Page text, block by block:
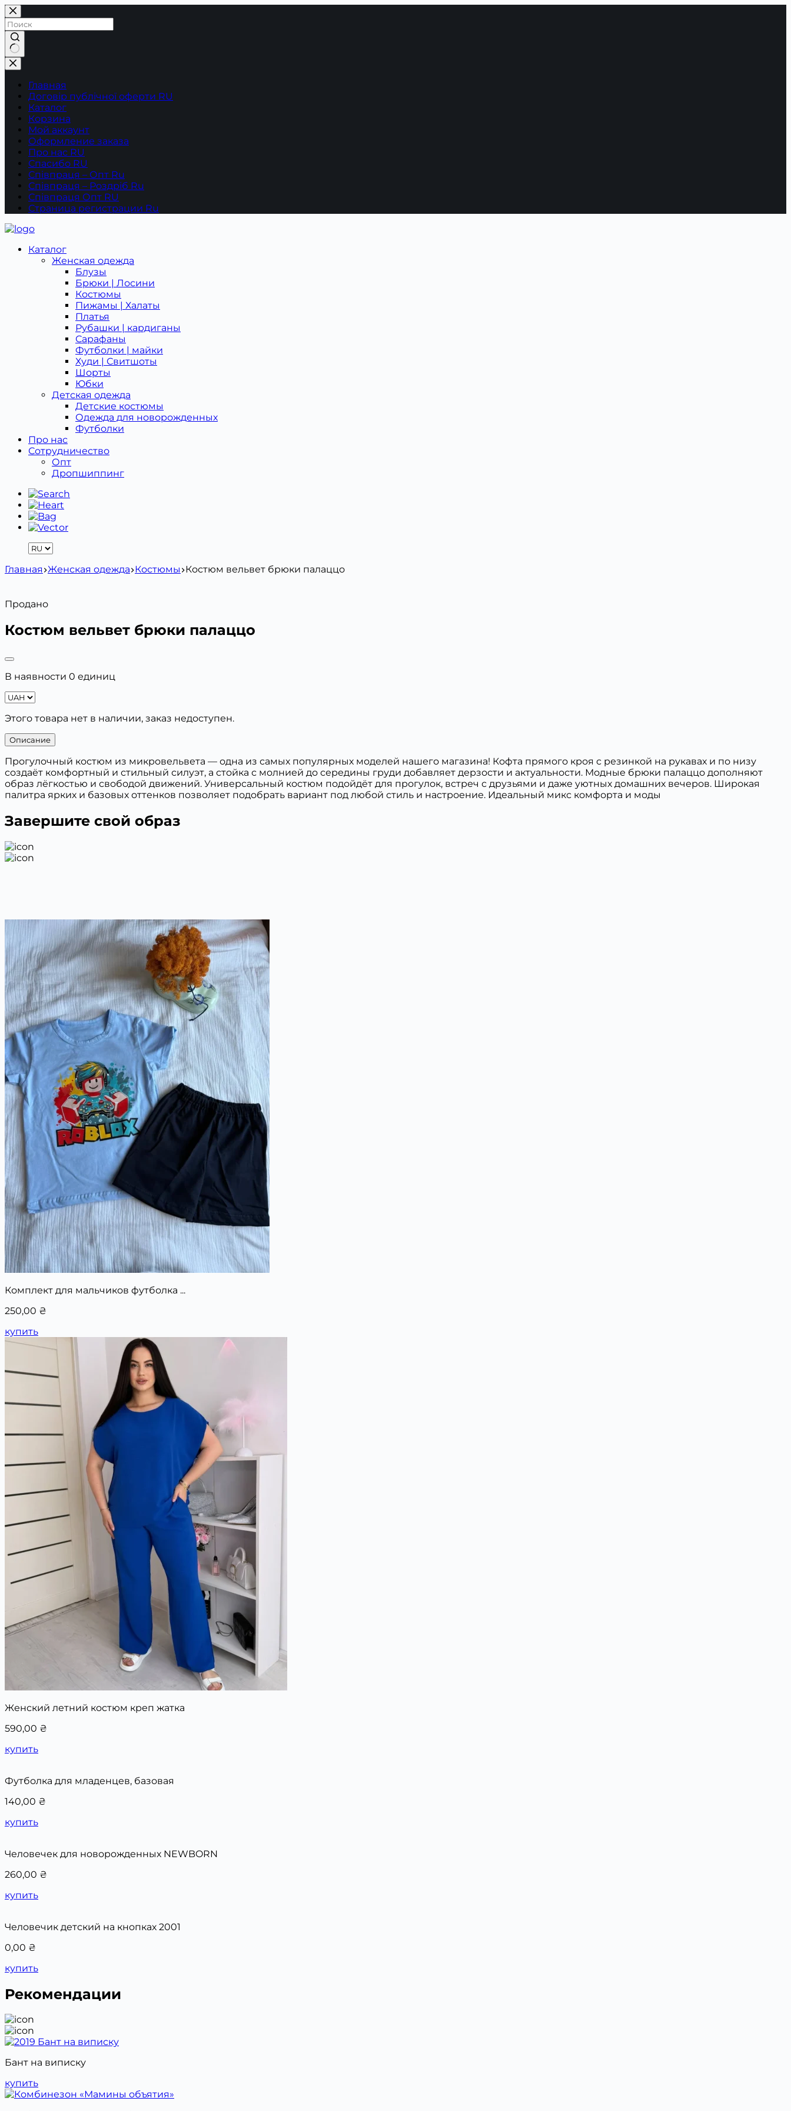
Перейти
к
сути
Ничего
не
найденоГлавная
Договір публічної оферти RU
Каталог
Корзина
Мой аккаунт
Оформление заказа
Про нас RU
Спасибо RU
Співпраця – Опт Ru
Співпраця – Роздріб Ru
Співпраця Опт RU
Страница регистрации Ru
Каталог
Женская одежда
Блузы
Брюки | Лосини
Костюмы
Пижамы | Халаты
Платья
Рубашки | кардиганы
Сарафаны
Футболки | майки
Худи | Свитшоты
Шорты
Юбки
Детская одежда
Детcкие костюмы
Одежда для новорожденных
Футболки
Про нас
Сотрудничество
Опт
Дропшиппинг
Главная Женская одежда Костюмы Костюм вельвет брюки палаццо
Продано
Костюм вельвет брюки палаццо
В наявности 0 единиц
Этого товара нет в наличии, заказ недоступен.
Описание
Прогулочный костюм из микровельвета — одна из самых популярных моделей нашего магазина! Кофта прямого кроя с резинкой на рукавах и по низу
создаёт комфортный и стильный силуэт, а стойка с молнией до середины груди добавляет дерзости и актуальности. Модные брюки палаццо дополняют
образ лёгкостью и свободой движений. Универсальный костюм подойдёт для прогулок, встреч с друзьями и даже уютных домашних вечеров. Широкая
палитра ярких и базовых оттенков позволяет подобрать вариант под любой стиль и настроение. Идеальный микс комфорта и моды
Завершите свой образ
Комплект для мальчиков футболка ...
250,00 ₴
купить
Женский летний костюм креп жатка
590,00 ₴
купить
Футболка для младенцев, базовая
140,00 ₴
купить
Человечек для новорожденных NEWBORN
260,00 ₴
купить
Человечик детский на кнопках 2001
0,00 ₴
купить
Рекомендации
Бант на виписку
купить